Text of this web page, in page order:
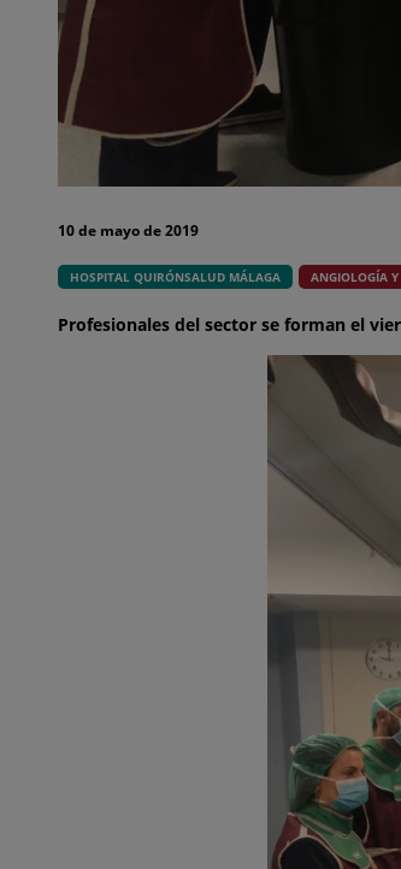
10 de mayo de 2019
HOSPITAL QUIRÓNSALUD MÁLAGA ANGIOLOGÍA
Profesionales del sector se forman el